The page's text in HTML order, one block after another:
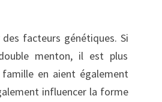
facteurs génétiques. Si
menton, il est plus
en aient également
influencer la forme